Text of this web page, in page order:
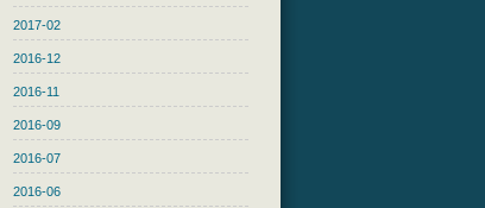
2017-02
2016-12
2016-11
2016-09
2016-07
2016-06